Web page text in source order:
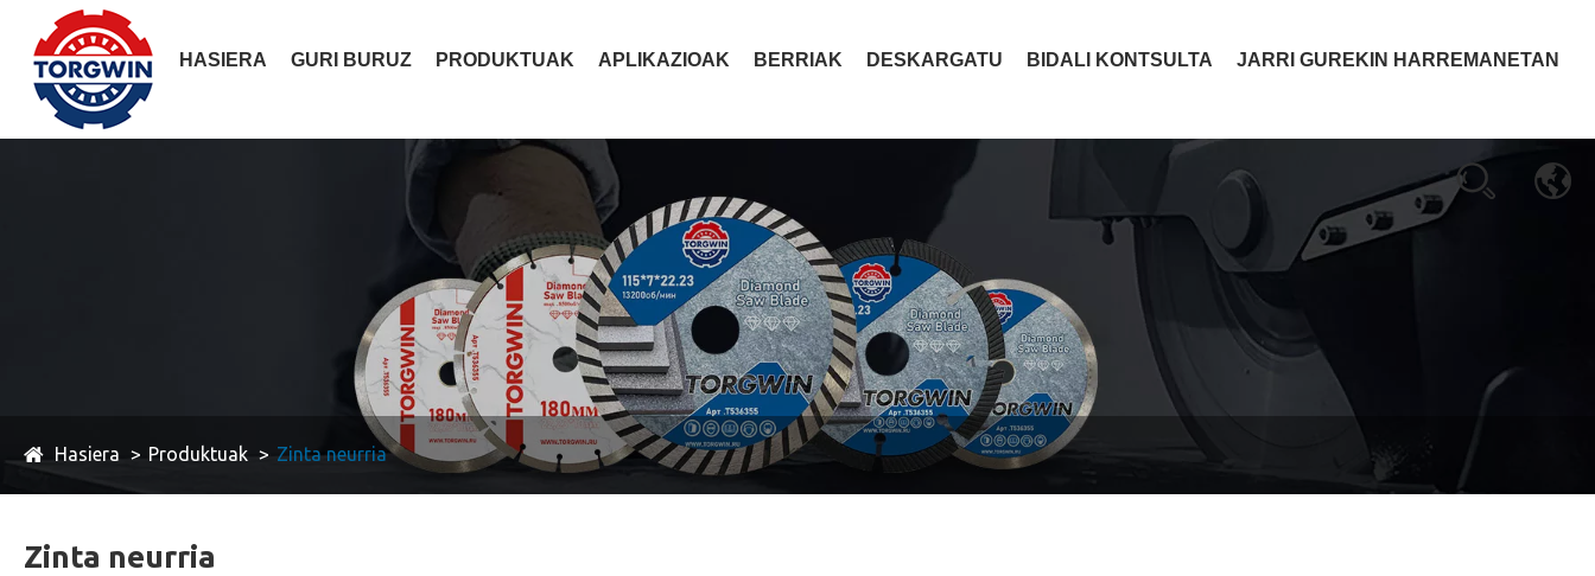
HASIERA GURI BURUZ PRODUKTUAK APLIKAZIOAK BERRIAK DESKARGATU BIDALI KONTSULTA JARRI GUREKIN HARREMANETAN
Hasiera Produktuak Zinta neurria
Zinta neurria